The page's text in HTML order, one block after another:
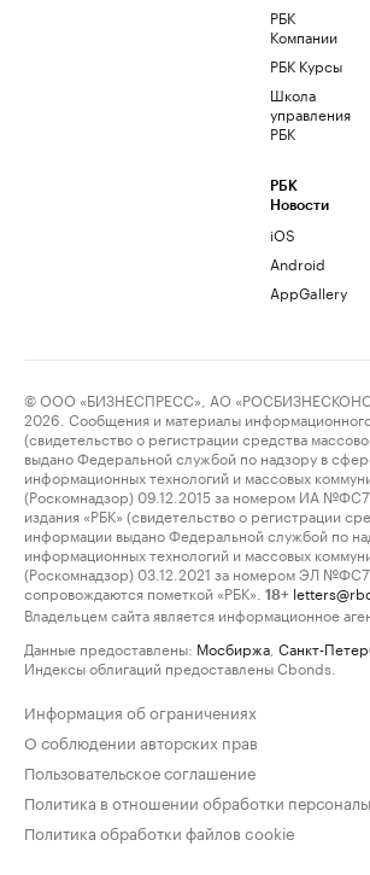
РБК
Компании
РБК Курсы
Школа
управления
РБК
РБК
Новости
iOS
Android
AppGallery
© ООО «БИЗНЕСПРЕСС», АО
2026. Сообщения и материалы информационного
(свидетельство о регистрации средства
выдано Федеральной службой по надзору в
информационных технологий и массовых
(Роскомнадзор) 09.12.2015 за номером ИА
издания «РБК» (свидетельство о регистрации
информации выдано Федеральной службой по
информационных технологий и массовых
(Роскомнадзор) 03.12.2021 за номером ЭЛ
сопровождаются пометкой «РБК».
18+
Владельцем сайта является информационное
Данные предоставлены: Мосбиржа Санкт-
Индексы облигаций предоставлены Cbonds.
Информация об ограничениях
О соблюдении авторских прав
Пользовательское соглашение
Политика в отношении обработки
Политика обработки файлов cookie